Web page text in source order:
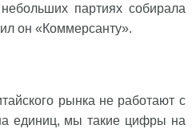
партиях собирала
он «Коммерсанту».
рынка не работают с
единиц, мы такие цифры на